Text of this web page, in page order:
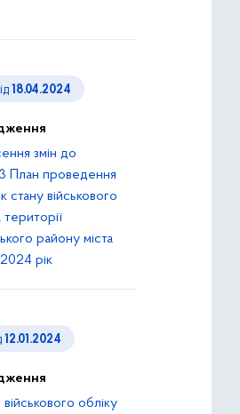
18.04.2024
змін до
План проведення
стану військового
території
району міста
рік
12.01.2024
військового обліку